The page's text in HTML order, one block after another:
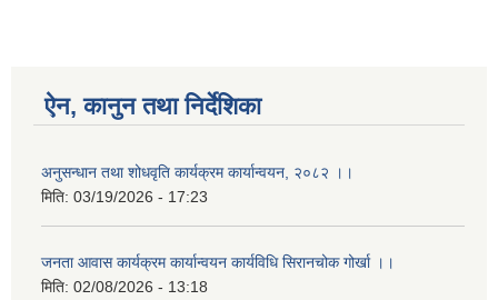
ऐन, कानुन तथा निर्देशिका
अनुसन्धान तथा शोधवृति कार्यक्रम कार्यान्वयन, २०८२ ।।
मिति: 03/19/2026 - 17:23
जनता आवास कार्यक्रम कार्यान्वयन कार्यविधि सिरानचोक गोर्खा ।।
मिति: 02/08/2026 - 13:18